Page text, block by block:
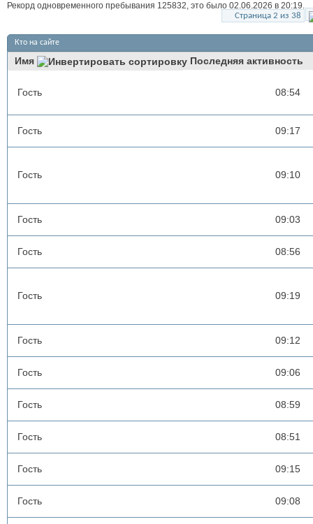
Рекорд одновременного пребывания 125832, это было 02.06.2026 в 20:19.
Страница 2 из 38
Кто на сайте
Имя Последняя активность
Гость 08:54
Гость 09:17
Гость 09:10
Гость 09:03
Гость 08:56
Гость 09:19
Гость 09:12
Гость 09:06
Гость 08:59
Гость 08:51
Гость 09:15
Гость 09:08